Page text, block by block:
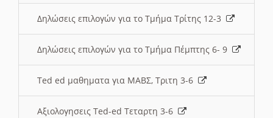
Δηλώσεις επιλογών για το Τμήμα Τρίτης 12-3
Δηλώσεις επιλογών για το Τμήμα Πέμπτης 6- 9
Ted ed μαθηματα για ΜΑΒΣ, Τριτη 3-6
Αξιολογησεις Ted-ed Τεταρτη 3-6